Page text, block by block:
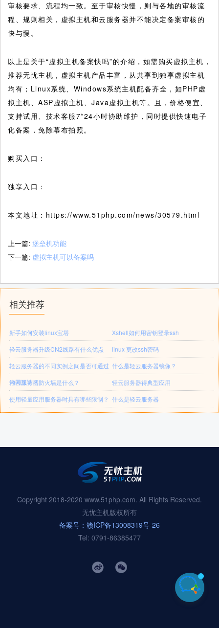
审核要求、流程均一致。至于审核快慢，则与各地的审核流
程、规则相关，虚拟主机和云服务器并不能决定备案审核的
快与慢。
以上是关于“虚拟主机备案快吗”的介绍，如需购买虚拟主机，
推荐无忧主机，虚拟主机产品丰富，从共享到独享虚拟主机
均有；Linux系统、Windows系统主机配备齐全，如PHP虚
拟主机、ASP虚拟主机、Java虚拟主机等。且，价格便宜、
支持试用、技术客服7*24小时协助维护，同时提供快速电子
化备案，免除幕布拍照。
购买入口：
独享入口：
本文地址：https://www.51php.com/news/30579.html
上一篇: 堡垒机功能
下一篇: 虚拟主机可以备案吗
相关推荐
新手如何安装linux宝塔
Xshell如何用密钥登录ssh
轻云服务器升级CN2线路有什么优点
linux 更改ssh密码
轻云服务器的不同实例之间是否可通过
内网互访？
什么是轻云服务器镜像？
轻云服务器防火墙是什么？
轻云服务器得典型应用
使用轻量应用服务器时具有哪些限制？ 什么是轻云服务器
Copyright 2018-2020 www.51php.com. All Rights Reserved.
无忧主机版权所有
备案号：赣ICP备13008319号-26
Tel: 0791-86385477